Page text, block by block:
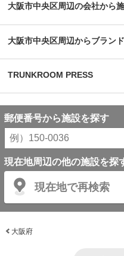
大阪市中央区周辺の会社から
大阪市中央区周辺からブラン
TRUNKROOM PRESS
郵便番号から施設を探す
現在地周辺の他の施設を探
現在地で再検索
大阪府